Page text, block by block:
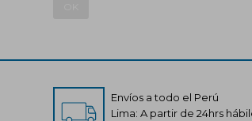
Envíos a todo el Perú
Lima: A partir de 24hrs